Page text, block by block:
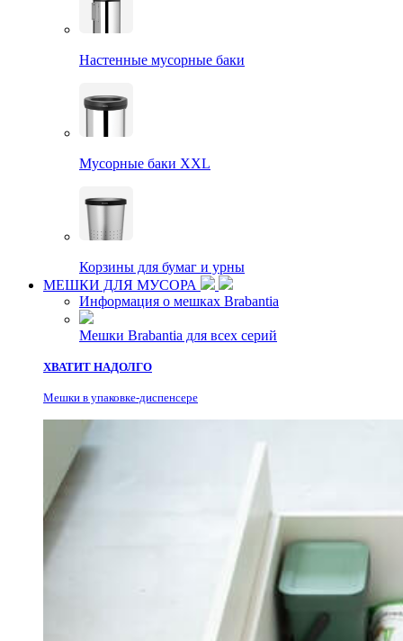
Настенные мусорные баки
Мусорные баки XXL
Корзины для бумаг и урны
МЕШКИ ДЛЯ МУСОРА
Информация о мешках Brabantia
Мешки Brabantia для всех серий
ХВАТИТ НАДОЛГО
Мешки в упаковке-диспенсере